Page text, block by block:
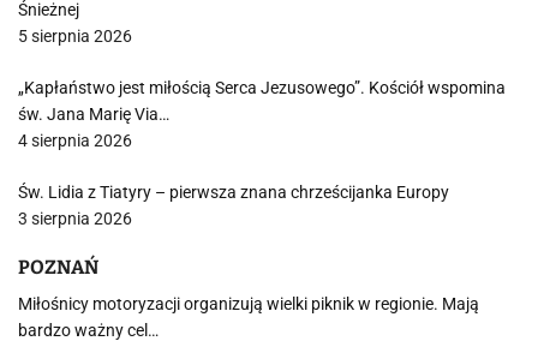
Śnieżnej
5 sierpnia 2026
„Kapłaństwo jest miłością Serca Jezusowego”. Kościół wspomina
św. Jana Marię Via…
4 sierpnia 2026
Św. Lidia z Tiatyry – pierwsza znana chrześcijanka Europy
3 sierpnia 2026
POZNAŃ
Miłośnicy motoryzacji organizują wielki piknik w regionie. Mają
bardzo ważny cel…